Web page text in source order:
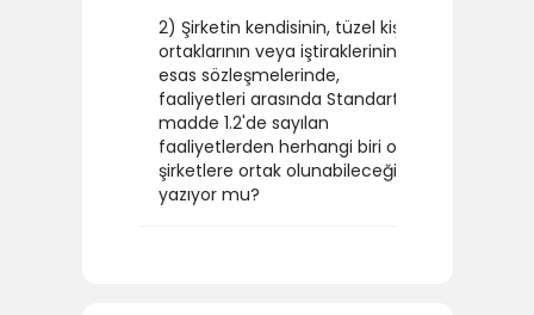
2) Şirketin kendisinin, tüzel kişi
ortaklarının veya iştiraklerinin
esas sözleşmelerinde,
faaliyetleri arasında Standart
madde 1.2'de sayılan
faaliyetlerden herhangi biri olan
şirketlere ortak olunabileceği
yazıyor mu?